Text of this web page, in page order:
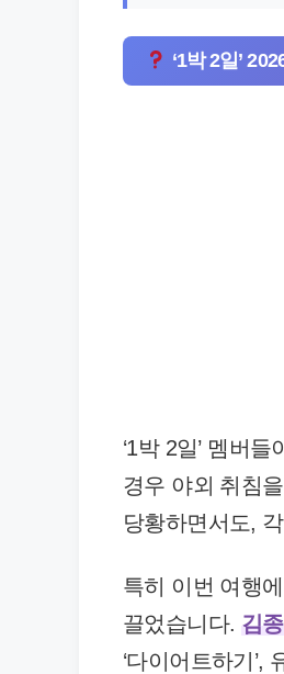
‘1박 2일’
‘1박 2일’ 멤버
경우 야외 취침
당황하면서도,
특히 이번 여행
끌었습니다. 김
‘다이어트하기’,